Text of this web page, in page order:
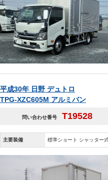
平成30年 日野 デュトロ
TPG-XZC605M アルミバン
問い合わせ番号 T19528
主要装備 標準ショート シャッター